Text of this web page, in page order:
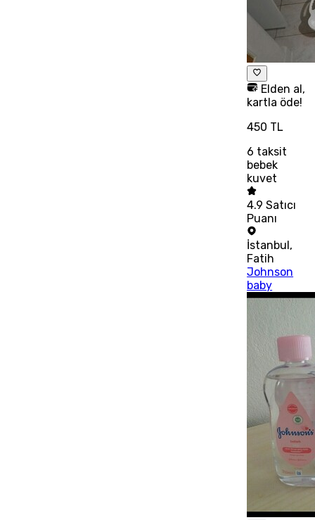
Elden al,
kartla öde!
450 TL
6 taksit
bebek
kuvet
4.9 Satıcı
Puanı
İstanbul,
Fatih
Johnson
baby